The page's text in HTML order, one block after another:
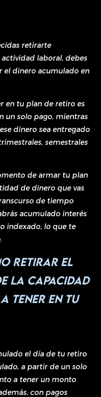
retirarte
laboral, debes
el dinero acumulado en
en tu plan de retiro es
un solo pago, mientras
dinero sea entregado
semestrales
de armar tu plan
de dinero que vas
de tiempo
acumulado interés
indexado, lo que te
retirar el
la capacidad
tener en tu
el día de tu retiro
a partir de un solo
a tener un monto
con pagos